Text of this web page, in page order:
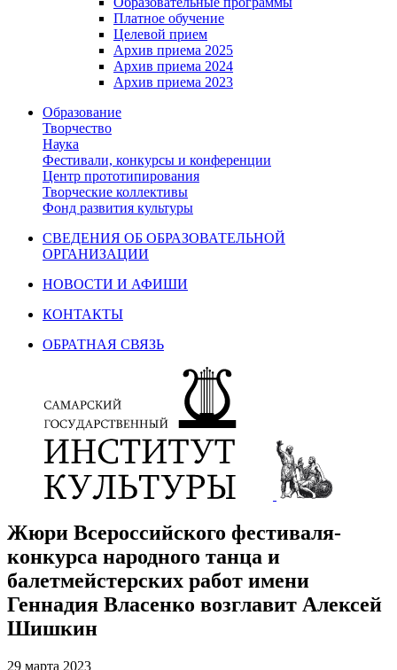
Платное обучение
Целевой прием
Архив приема 2025
Архив приема 2024
Архив приема 2023
Образование
Творчество
Наука
Фестивали, конкурсы и конференции
Центр прототипирования
Творческие коллективы
Фонд развития культуры
СВЕДЕНИЯ ОБ ОБРАЗОВАТЕЛЬНОЙ
ОРГАНИЗАЦИИ
НОВОСТИ И АФИШИ
КОНТАКТЫ
ОБРАТНАЯ СВЯЗЬ
Жюри Всероссийского фестиваля-
конкурса народного танца и
балетмейстерских работ имени
Геннадия Власенко возглавит Алексей
Шишкин
29 марта 2023